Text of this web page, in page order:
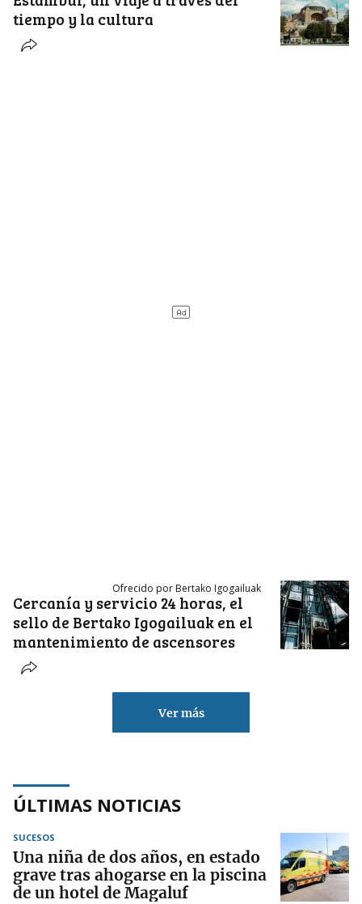
tiempo y la cultura
Ofrecido por Bertako Igogailuak
Cercanía y servicio 24 horas, el
sello de Bertako Igogailuak en el
mantenimiento de ascensores
Ver más
ÚLTIMAS NOTICIAS
SUCESOS
Una niña de dos años, en estado
grave tras ahogarse en la piscina
de un hotel de Magaluf